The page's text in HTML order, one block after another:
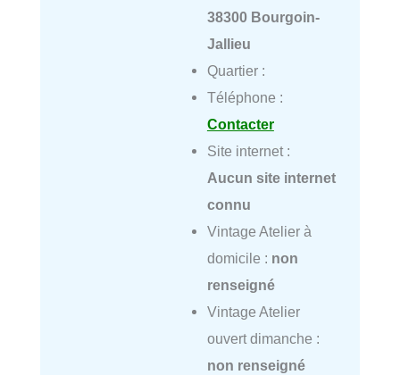
38300 Bourgoin-
Jallieu
Quartier :
Téléphone :
Contacter
Site internet :
Aucun site internet
connu
Vintage Atelier à
domicile : non
renseigné
Vintage Atelier
ouvert dimanche :
non renseigné